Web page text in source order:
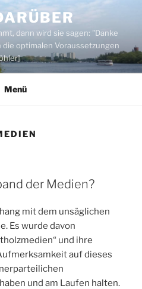
dann wird sie sagen: "Danke
optimalen Voraussetzungen
Menü
der Medien?
mit dem unsäglichen
Es wurde davon
und ihre
auf dieses
und am Laufen halten.